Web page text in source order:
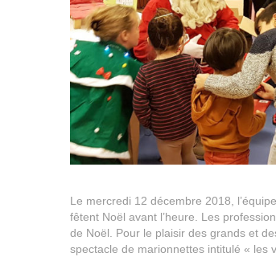
Le mercredi 12 décembre 2018,
fêtent Noël avant l’heure. Les
de Noël. Pour le plaisir des grands et
spectacle de marionnettes intitulé « les